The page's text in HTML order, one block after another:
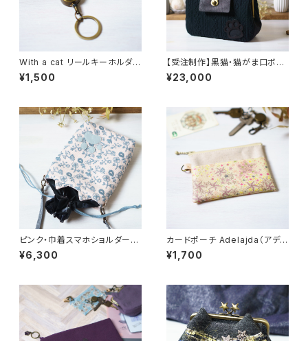
With a cat リールキーホルダ
ー・選べる柄【受注制作】
¥1,500
【受注制作】黒猫・猫がま口ボス
トンバッグ
¥23,000
ピンク・巾着スマホショルダー・
猫耳【ラスト1点】
¥6,300
カードポーチ Adelajda（アデラ
ジャ） ピンクイエロー リバティ
ラミネート生地
¥1,700